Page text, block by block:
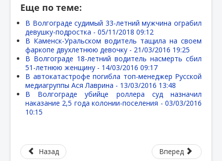
Еще по теме:
В Волгограде судимый 33-летний мужчина ограбил
девушку-подростка - 05/11/2018 09:12
В Каменск-Уральском водитель тащила на своем
фаркопе двухлетнюю девочку - 21/03/2016 19:25
В Волгограде 18-летний водитель насмерть сбил
51-летнюю женщину - 14/03/2016 09:17
В автокатастрофе погибла топ-менеджер Русской
медиагруппы Ася Лаврина - 13/03/2016 13:48
В Волгограде убийце роллера суд назначил
наказание 2,5 года колонии-поселения - 03/03/2016
10:15
Назад Вперед